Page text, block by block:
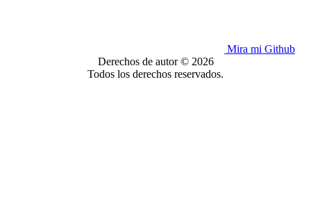
Mira mi Github
Derechos de autor © 2026
Todos los derechos reservados.